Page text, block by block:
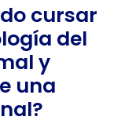
cursar
del
y
una